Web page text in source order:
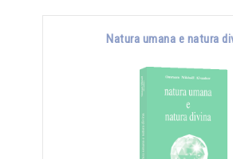
Natura umana e natura